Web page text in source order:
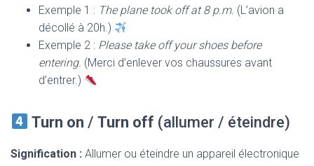
Exemple 1 : The plane took off at 8 p.m. (L’avion a
décollé à 20h.)
Exemple 2 : Please take off your shoes before
entering. (Merci d’enlever vos chaussures avant
d’entrer.)
Turn on /Turn off (allumer / éteindre)
Signification : Allumer ou éteindre un appareil électronique